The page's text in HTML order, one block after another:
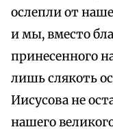
ослепли от
и мы, вместо
принесенного
лишь слякоть
Иисусова не
нашего